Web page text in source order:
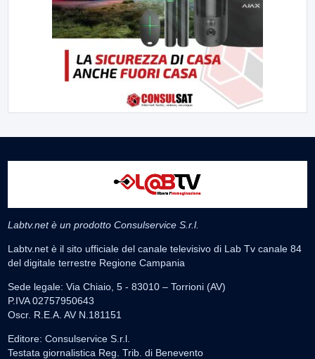
Labtv.net è un prodotto Consulservice S.r.l.
Labtv.net è il sito ufficiale del canale televisivo di Lab Tv canale 84
del digitale terrestre Regione Campania
Sede legale: Via Chiaio, 5 - 83010 – Torrioni (AV)
P.IVA 02757950643
Oscr. R.E.A. AV N.181151
Editore: Consulservice S.r.l.
Testata giornalistica Reg. Trib. di Benevento